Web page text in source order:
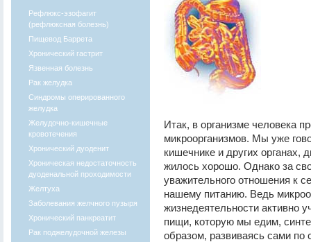
Рефлюкс-эзофагит
(рефлюксная болезнь)
Пищевод Баррета
Хронический гастрит
Язвенная болезнь
Рак желудка
Синдромы оперированного
желудка
Желудочно-кишечные
кровотечения
Хронический дуоденит
Хроническая недостаточность
дуоденальной проходимости
Желтуха
Заболевания желчного пузыря
Хронический панкреатит
Рак поджелудочной железы
Итак, в организме человека
микроорганизмов. Мы уже
кишечнике и других органах,
жилось хорошо. Однако за
уважительного отношения к
нашему питанию. Ведь
жизнедеятельности активно
пищи, которую мы едим,
образом, развиваясь сами по